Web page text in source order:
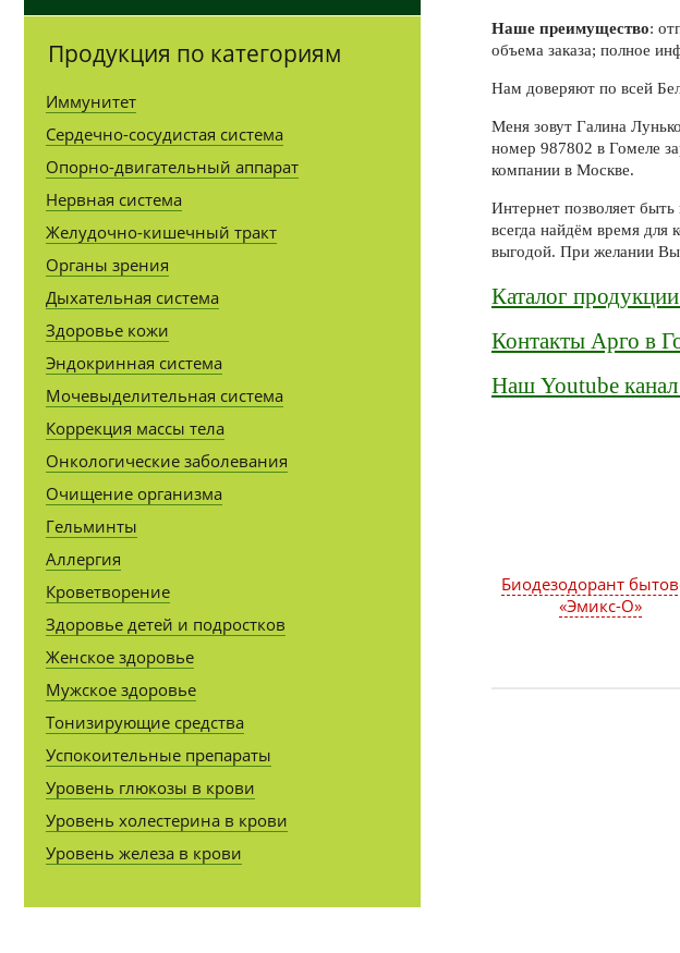
Наше преимущество:
объема заказа; полное
Нам доверяют по всей
Меня зовут Галина
номер 987802 в Гомеле
компании в Москве.
Интернет позволяет
всегда найдём время для
выгодой. При желании Вы
Каталог
Контакты Арго в
Наш Youtube
Биодезодорант
«Эмикс-О»
Продукция по категориям
Иммунитет
Сердечно-сосудистая система
Опорно-двигательный аппарат
Нервная система
Желудочно-кишечный тракт
Органы зрения
Дыхательная система
Здоровье кожи
Эндокринная система
Мочевыделительная система
Коррекция массы тела
Онкологические заболевания
Очищение организма
Гельминты
Аллергия
Кроветворение
Здоровье детей и подростков
Женское здоровье
Мужское здоровье
Тонизирующие средства
Успокоительные препараты
Уровень глюкозы в крови
Уровень холестерина в крови
Уровень железа в крови